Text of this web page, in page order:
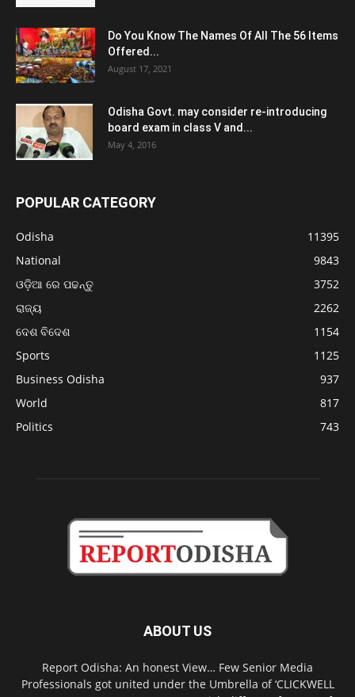
Do You Know The Names Of All The 56 Items
Offered...
August 17, 2021
Odisha Govt. may consider re-introducing
board exam in class V and...
May 4, 2016
POPULAR CATEGORY
Odisha
11395
National
9843
ଓଡ଼ିଆ ରେ ପଢନ୍ତୁ
3752
ରାଜ୍ୟ
2262
ଦେଶ ବିଦେଶ
1154
Sports
1125
Business Odisha
937
World
817
Politics
743
ABOUT US
Report Odisha: An honest View… Few Senior Media
Professionals got united under the Umbrella of ‘CLICKWELL